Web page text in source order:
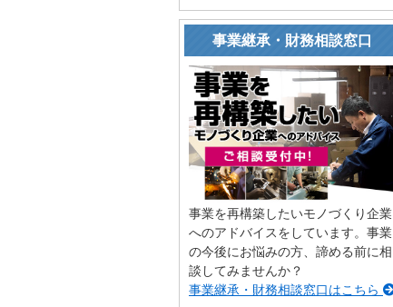
事業継承・財務相談窓口
事業を再構築したいモノづくり企業
へのアドバイスをしています。事業
の今後にお悩みの方、諦める前に相
談してみませんか？
事業継承・財務相談窓口はこちら